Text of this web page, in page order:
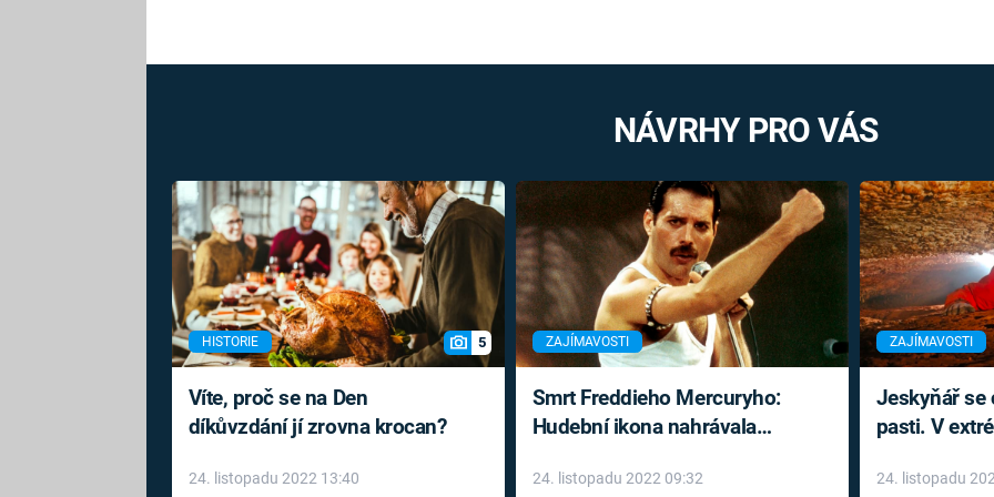
NÁVRHY PRO VÁS
HISTORIE 5
Víte, proč se na Den
díkůvzdání jí zrovna krocan?
24. listopadu 2022 13:40
ZAJÍMAVOSTI
Smrt Freddieho Mercuryho:
Hudební ikona nahrávala
léky
24. listopadu 2022 09:32
ZAJÍMAVOSTI
Jeskyňář se
pasti. V
24. listopadu